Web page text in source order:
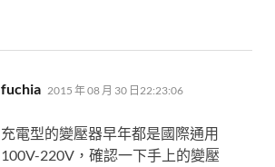
fuchia 表
示:
2015 年 08 月 30 日22:23:06
充電型的變壓器早年都是國際通用
100V-220V，確認一下手上的變壓